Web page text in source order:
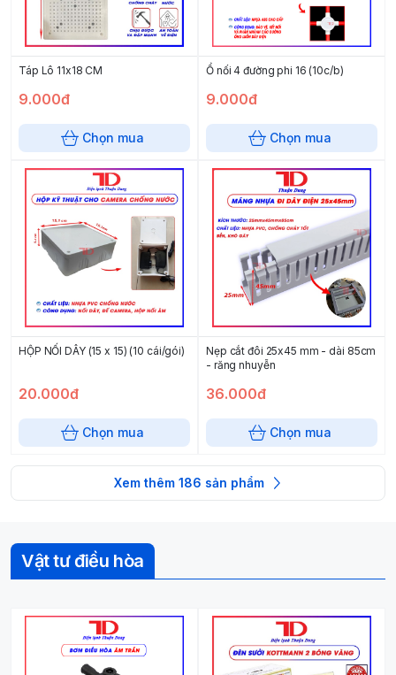
Táp Lô 11x18 CM
9.000đ
Chọn mua
Ổ nối 4 đường phi 16 (10c/b)
9.000đ
Chọn mua
HỘP NỐI DÂY (15 x 15) (10 cái/gói)
20.000đ
Chọn mua
Nẹp cắt đôi 25x45 mm - dài 85cm
- răng nhuyễn
36.000đ
Chọn mua
Xem thêm 186 sản phẩm
Vật tư điều hòa